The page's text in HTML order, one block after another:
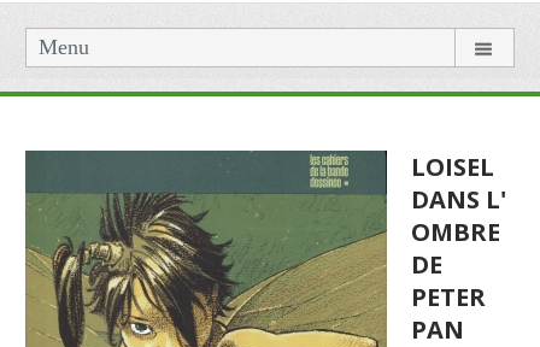
Menu
LOISEL
DANS L'
OMBRE
DE
PETER
PAN